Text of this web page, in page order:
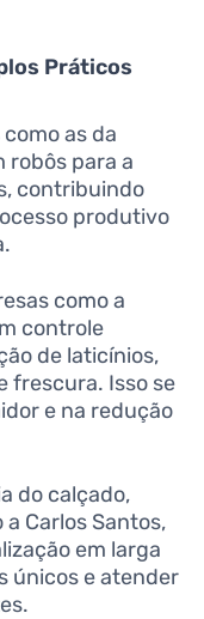
Práticos
as da
robôs para a
contribuindo
produtivo
como a
controle
de laticínios,
frescura. Isso se
e na redução
do calçado,
Carlos Santos,
em larga
únicos e atender